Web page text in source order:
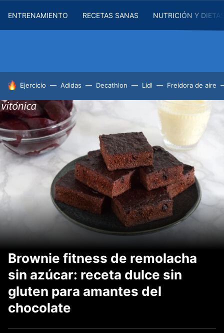
ENTRENAMIENTO RECETAS SANAS NUTRICIÓN Y
HOY SE HABLA DE
Ejercicio Adidas Decathlon Lidl Freidora de aire
Brownie fitness de remolacha
sin azúcar: receta dulce sin
gluten para amantes del
chocolate